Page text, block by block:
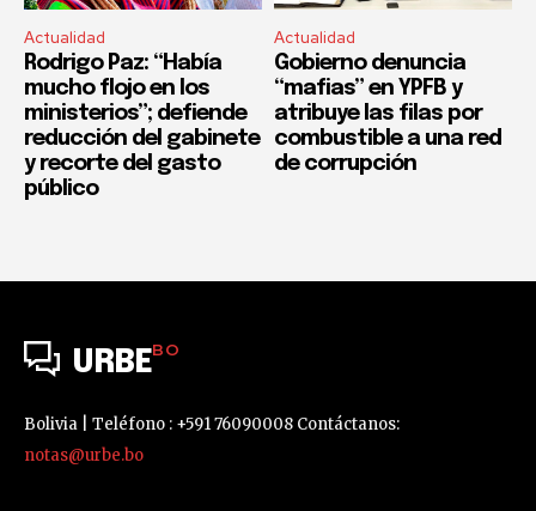
Actualidad
Rodrigo Paz: “Había
mucho flojo en los
ministerios”; defiende
reducción del gabinete
y recorte del gasto
público
Actualidad
Gobierno denuncia
“mafias” en YPFB y
atribuye las filas por
combustible a una red
de corrupción
URBEBO
Bolivia | Teléfono : +591 76090008 Contáctanos:
notas@urbe.bo